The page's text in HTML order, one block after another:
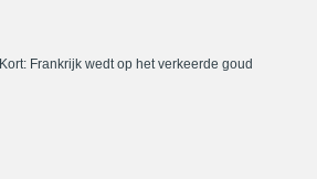
Kort: Frankrijk wedt op het verkeerde goud